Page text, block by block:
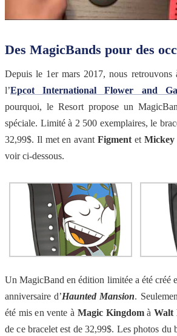
Des MagicBands pour des
Depuis le 1er mars 2017, nous retrouvons
l’Epcot International Flower and
pourquoi, le Resort propose un
spéciale. Limité à 2 500 exemplaires, le
32,99$. Il met en avantFigment et Mickey
voir ci-dessous.
Un MagicBand en édition limitée a été créé
anniversaire d’Haunted Mansion.
été mis en vente à Magic Kingdomà Walt
de ce bracelet est de 32,99$. Les photos du